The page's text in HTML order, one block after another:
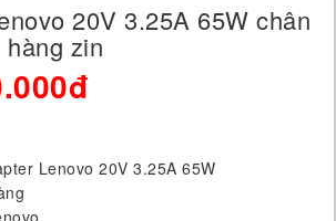
20V 3.25A 65W chân
zin
Lenovo 20V 3.25A 65W